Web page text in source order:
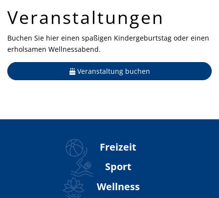
Veranstaltungen
Buchen Sie hier einen spaßigen Kindergeburtstag oder einen
erholsamen Wellnessabend.
Veranstaltung buchen
Freizeit
Sport
Wellness